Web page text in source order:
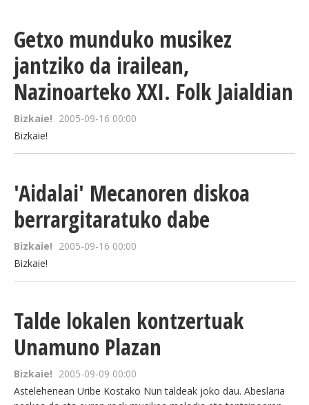
Getxo munduko musikez
jantziko da irailean,
Nazinoarteko XXI. Folk Jaialdian
Bizkaie! 2005-09-16 00:00
Bizkaie!
'Aidalai' Mecanoren diskoa
berrargitaratuko dabe
Bizkaie! 2005-09-16 00:00
Bizkaie!
Talde lokalen kontzertuak
Unamuno Plazan
Bizkaie! 2005-09-09 00:00
Astelehenean Uribe Kostako Nun taldeak joko dau. Abeslaria